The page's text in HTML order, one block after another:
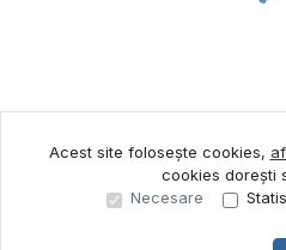
Acest site folosește cookies,
cookies dorești
Necesare